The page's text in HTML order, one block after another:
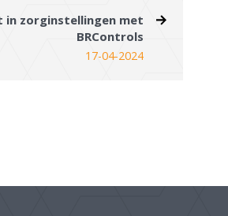
in zorginstellingen met
BRControls
17-04-2024